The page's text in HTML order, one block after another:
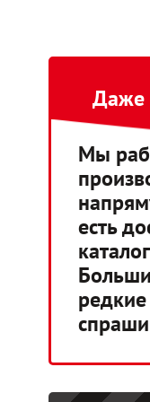
Даже
Мы
есть